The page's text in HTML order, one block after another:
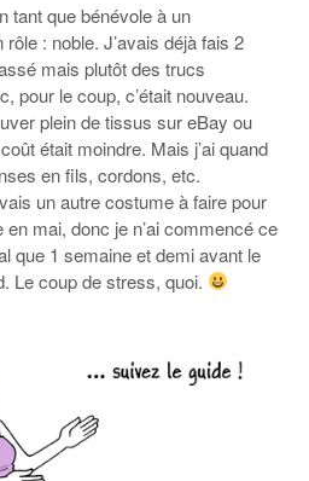
tant que bénévole à un
: noble. J’avais déjà fais 2
mais plutôt des trucs
pour le coup, c’était nouveau.
plein de tissus sur eBay ou
était moindre. Mais j’ai quand
en fils, cordons, etc.
un autre costume à faire pour
en mai, donc je n’ai commencé ce
que 1 semaine et demi avant le
Le coup de stress, quoi.